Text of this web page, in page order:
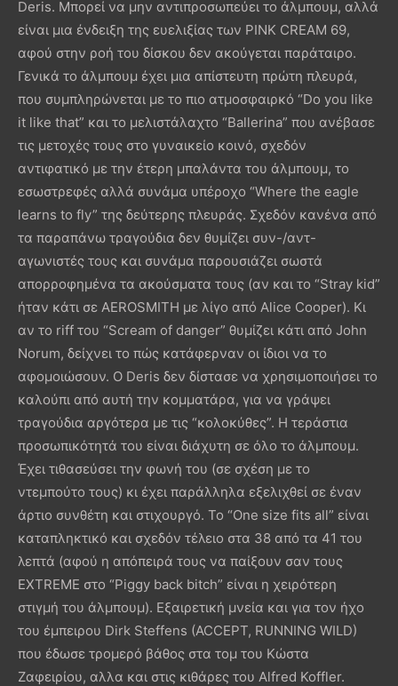
Deris. Μπορεί να μην αντιπροσωπεύει το άλμπουμ, αλλά
είναι μια ένδειξη της ευελιξίας των PINK CREAM 69,
αφού στην ροή του δίσκου δεν ακούγεται παράταιρο.
Γενικά το άλμπουμ έχει μια απίστευτη πρώτη πλευρά,
που συμπληρώνεται με το πιο ατμοσφαιρκό “Do you like
it like that” και το μελιστάλαχτο “Ballerina” που ανέβασε
τις μετοχές τους στο γυναικείο κοινό, σχεδόν
αντιφατικό με την έτερη μπαλάντα του άλμπουμ, το
εσωστρεφές αλλά συνάμα υπέροχο “Where the eagle
learns to fly” της δεύτερης πλευράς. Σχεδόν κανένα από
τα παραπάνω τραγούδια δεν θυμίζει συν-/αντ-
αγωνιστές τους και συνάμα παρουσιάζει σωστά
απορροφημένα τα ακούσματα τους (αν και το “Stray kid”
ήταν κάτι σε AEROSMITH με λίγο από Alice Cooper). Κι
αν το riff του “Scream of danger” θυμίζει κάτι από John
Norum, δείχνει το πώς κατάφερναν οι ίδιοι να το
αφομοιώσουν. Ο Deris δεν δίστασε να χρησιμοποιήσει το
καλούπι από αυτή την κομματάρα, για να γράψει
τραγούδια αργότερα με τις “κολοκύθες”. Η τεράστια
προσωπικότητά του είναι διάχυτη σε όλο το άλμπουμ.
Έχει τιθασεύσει την φωνή του (σε σχέση με το
ντεμπούτο τους) κι έχει παράλληλα εξελιχθεί σε έναν
άρτιο συνθέτη και στιχουργό. Το “One size fits all” είναι
καταπληκτικό και σχεδόν τέλειο στα 38 από τα 41 του
λεπτά (αφού η απόπειρά τους να παίξουν σαν τους
EXTREME στο “Piggy back bitch” είναι η χειρότερη
στιγμή του άλμπουμ). Εξαιρετική μνεία και για τον ήχο
του έμπειρου Dirk Steffens (ACCEPT, RUNNING WILD)
που έδωσε τρομερό βάθος στα τομ του Κώστα
Ζαφειρίου, αλλα και στις κιθάρες του Alfred Koffler.